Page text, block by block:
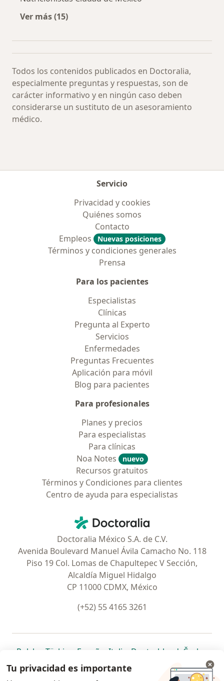
Ver más (15)
Todos los contenidos publicados en Doctoralia,
especialmente preguntas y respuestas, son de
carácter informativo y en ningún caso deben
considerarse un sustituto de un asesoramiento
médico.
Servicio
Privacidad y cookies
Quiénes somos
Contacto
Empleos
Nuevas posiciones
Términos y condiciones generales
Prensa
Para los pacientes
Especialistas
Clínicas
Pregunta al Experto
Servicios
Enfermedades
Preguntas Frecuentes
Aplicación para móvil
Blog para pacientes
Para profesionales
Planes y precios
Para especialistas
Para clínicas
Noa Notes
nuevo
Recursos gratuitos
Términos y Condiciones para clientes
Centro de ayuda para especialistas
Doctoralia - Página de inicio
Doctoralia México S.A. de C.V.
Avenida Boulevard Manuel Ávila Camacho No. 118
Piso 19 Col. Lomas de Chapultepec V Sección,
Alcaldía Miguel Hidalgo
CP 11000 CDMX, México
(+52) 55 4165 3261
Polska se abre en una nueva pestaña
Türkiye se abre en una nueva pestaña
España se abre en una nueva pestaña
Italia se abre en una nueva
Deutschlandse abre en
Česko
Portugal
se abre en una nueva pestaña
México se abre en una nueva pestaña
Chile se abre en una nueva pestaña
Brasil se abre en una nueva
se abre en
se
se abre en una nueva
Tu privacidad es importante